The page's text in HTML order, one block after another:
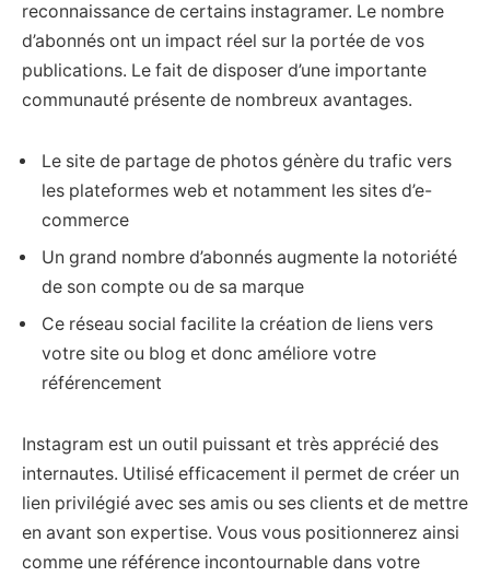
reconnaissance de certains instagramer. Le nombre
d’abonnés ont un impact réel sur la portée de vos
publications. Le fait de disposer d’une importante
communauté présente de nombreux avantages.
Le site de partage de photos génère du trafic vers
les plateformes web et notamment les sites d’e-
commerce
Un grand nombre d’abonnés augmente la notoriété
de son compte ou de sa marque
Ce réseau social facilite la création de liens vers
votre site ou blog et donc améliore votre
référencement
Instagram est un outil puissant et très apprécié des
internautes. Utilisé efficacement il permet de créer un
lien privilégié avec ses amis ou ses clients et de mettre
en avant son expertise. Vous vous positionnerez ainsi
comme une référence incontournable dans votre